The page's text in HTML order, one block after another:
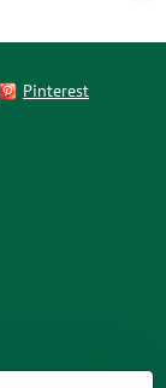
Pinterest